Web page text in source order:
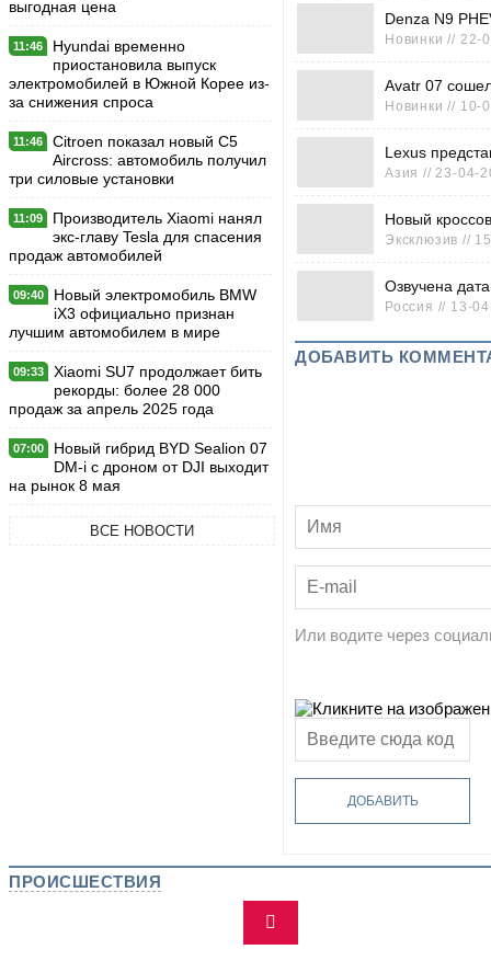
выгодная цена
11:46
Hyundai временно
приостановила выпуск
электромобилей в Южной Корее из-
за снижения спроса
11:46
Citroen показал новый C5
Aircross: автомобиль получил
три силовые установки
11:09
Производитель Xiaomi нанял
экс-главу Tesla для спасения
продаж автомобилей
09:40
Новый электромобиль BMW
iX3 официально признан
лучшим автомобилем в мире
09:33
Xiaomi SU7 продолжает бить
рекорды: более 28 000
продаж за апрель 2025 года
07:00
Новый гибрид BYD Sealion 07
DM-i с дроном от DJI выходит
на рынок 8 мая
ВСЕ НОВОСТИ
Denza N9
Новинки // 22-
Avatr 07
Новинки // 10-
Lexus
Азия // 23-04-
Новый
Эксклюзив //
Озвучена
Россия // 13-
ДОБАВИТЬ
Или водите через
ДОБАВИТЬ
ПРОИСШЕСТВИЯ